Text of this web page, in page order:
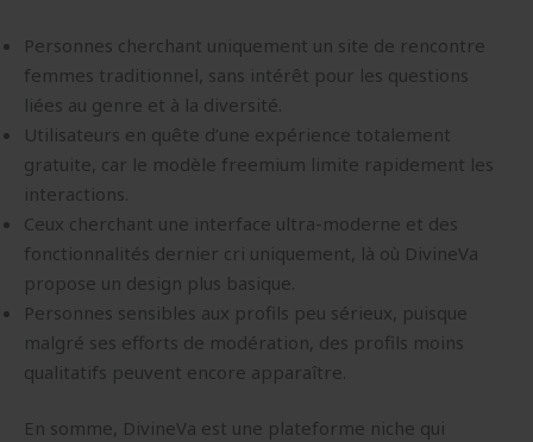
Personnes cherchant uniquement un site de rencontre
femmes traditionnel, sans intérêt pour les questions
liées au genre et à la diversité.
Utilisateurs en quête d’une expérience totalement
gratuite, car le modèle freemium limite rapidement les
interactions.
Ceux cherchant une interface ultra-moderne et des
fonctionnalités dernier cri uniquement, là où DivineVa
propose un design plus basique.
Personnes sensibles aux profils peu sérieux, puisque
malgré ses efforts de modération, des profils moins
qualitatifs peuvent encore apparaître.
En somme, DivineVa est une plateforme niche qui